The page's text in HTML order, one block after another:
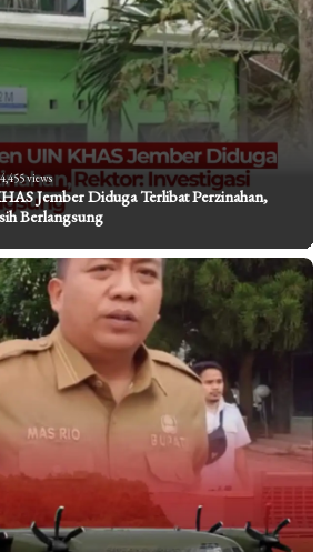
4,455 views
Jember Diduga Terlibat Perzinahan,
Berlangsung